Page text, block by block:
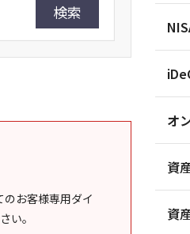
検索
お客様専用ダイ
い。
オ
資
資